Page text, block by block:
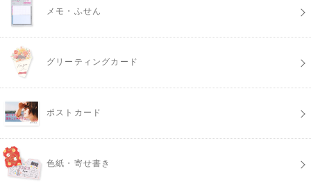
メモ・ふせん
グリーティングカード
ポストカード
色紙・寄せ書き